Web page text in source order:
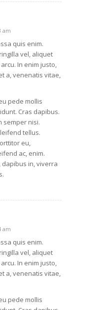
am
quis enim.
vel, aliquet
In enim justo,
a, venenatis vitae,
pede mollis
Cras dapibus.
semper nisi.
tellus.
eu,
ac, enim.
in, viverra
am
quis enim.
vel, aliquet
In enim justo,
a, venenatis vitae,
pede mollis